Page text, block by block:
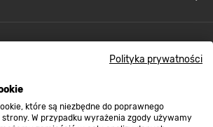
Polityka prywatności
które są niezbędne do poprawnego
W przypadku wyrażenia zgody używamy